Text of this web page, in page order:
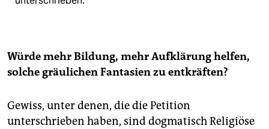
Würde mehr Bildung, mehr Aufklärung helfen,
solche gräulichen Fantasien zu entkräften?
Gewiss, unter denen, die die Petition
unterschrieben haben, sind dogmatisch Religiöse